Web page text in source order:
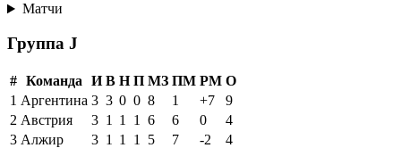
Матчи
Группа J
# Команда И В Н П МЗ ПМ РМ О
1 Аргентина 3 3 0 0 8 1 +7
9
2 Австрия 3 1 1 1 6 6 0
4
3 Алжир 3 1 1 1 5 7 -2
4